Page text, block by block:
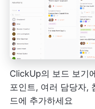
ClickUp의 보드 보기
포인트, 여러 담당자,
드에 추가하세요